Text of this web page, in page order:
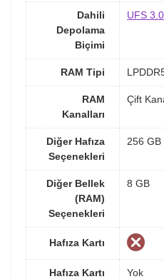
Dahili
Depolama
Biçimi
UFS 3.0
RAM Tipi
RAM
Kanalları
Çift
Diğer Hafıza
Seçenekleri
256 GB
Diğer Bellek
(RAM)
Seçenekleri
8 GB
Hafıza Kartı
Hafıza Kartı
Yok